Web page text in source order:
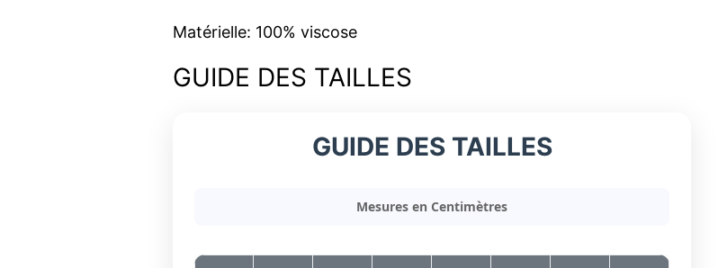
Matérielle: 100% viscose
GUIDE DES TAILLES
GUIDE DES TAILLES
Mesures en Centimètres